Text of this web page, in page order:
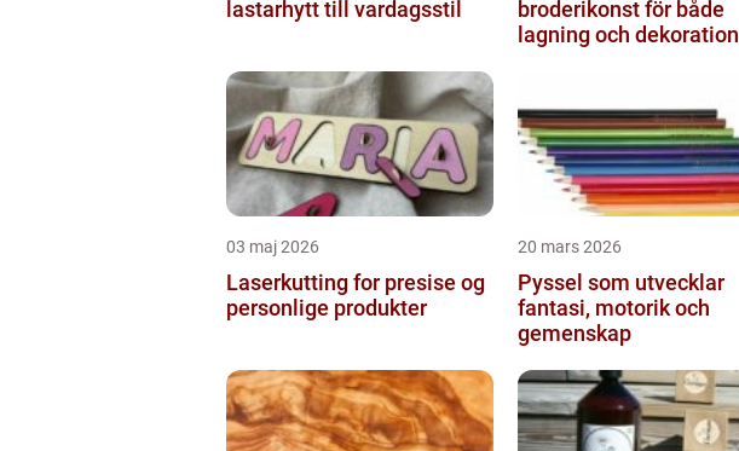
lastarhytt till vardagsstil
broderikonst för både
lagning och dekoration
03 maj 2026
Laserkutting for presise og
personlige produkter
20 mars 2026
Pyssel som utvecklar
fantasi, motorik och
gemenskap